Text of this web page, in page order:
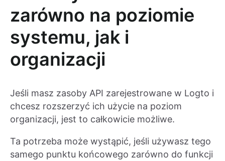
zarówno na poziomie
systemu, jak i
organizacji
Jeśli masz zasoby API zarejestrowane w Logto i
chcesz rozszerzyć ich użycie na poziom
organizacji, jest to całkowicie możliwe.
Ta potrzeba może wystąpić, jeśli używasz tego
samego punktu końcowego zarówno do funkcji